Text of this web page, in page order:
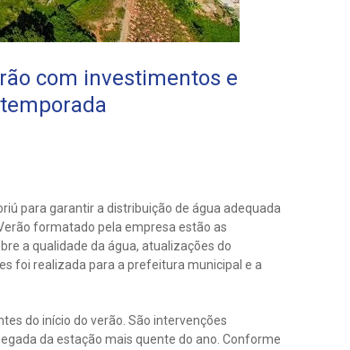
com investimentos e
para garantir a distribuição de água adequada
formatado pela empresa estão as
a qualidade da água, atualizações do
foi realizada para a prefeitura municipal e a
do início do verão. São intervenções
da estação mais quente do ano. Conforme